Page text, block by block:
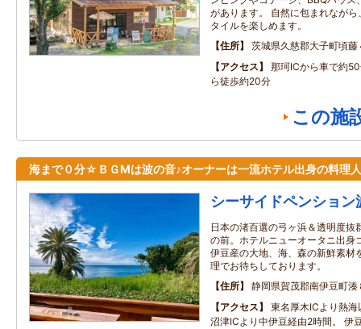
があります。 自然に包まれなが
タイルを楽しめます。
住所
茨城県久慈郡大子町頃藤
アクセス
那珂ICから車で約
ら徒歩約20分
この施
海まで０分☆ＢＧМは波の音♪オーナーは一流ホテル出身の料理
シーサイドペンション
日本の渚百選の弓ヶ浜＆透明度抜
の前。ホテルニューオータニ出身
伊豆産の大地、海、森の新鮮素材
理でお待ちしております。
住所
静岡県賀茂郡南伊豆町湊
アクセス
東名厚木ICより熱
沼津ICより中伊豆経由2時間。 伊